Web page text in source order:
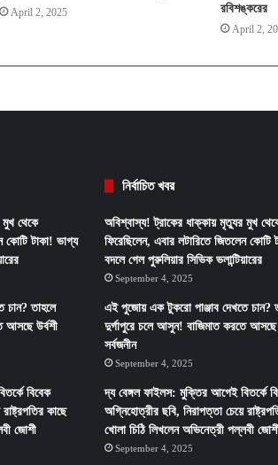
April 2, 2025
রবিশঙ্করের
April 2,
মুখ থেকে
কোটি টাকা! ভাগ্য
চান? তাহলে
আসছে উর্বশী
বিবেক
কাছে
জোশী
নির্বাচিত খবর
অবিশ্বাস্য! ট্রাকের ধাক্কায় মৃত্যুর মুখ
ফিরেছিলেন, এবার লটারিতে জিতলেন কোটি
বদলে গেল পুরুলিয়ার সিভিক ভলান্টিয়ারের
September 4, 2025
এই পুজোয় এক টুকরো পাঞ্জাব দেখতে চান?
দুর্গাপুরে চলে আসুন! বাজিমাত করতে আসছে
সর্বজনীন
September 4, 2025
দ্য বেঙ্গল ফাইলস: মুক্তির আগেই বিতর্কে
অগ্নিহোত্রীর ছবি, নিরাপত্তা চেয়ে
খোলা চিঠি লিখলেন অভিনেত্রী পল্লবী
September 4, 2025